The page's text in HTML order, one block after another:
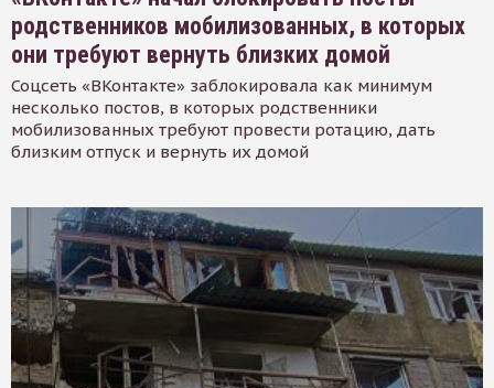
родственников мобилизованных, в которых
они требуют вернуть близких домой
Соцсеть «ВКонтакте» заблокировала как минимум
несколько постов, в которых родственники
мобилизованных требуют провести ротацию, дать
близким отпуск и вернуть их домой